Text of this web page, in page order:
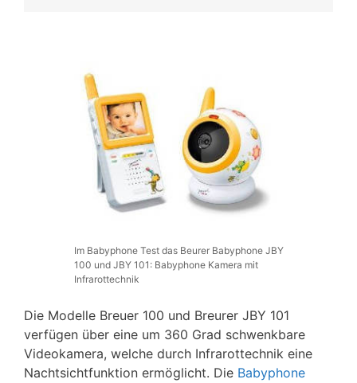
Im Babyphone Test das Beurer Babyphone JBY
100 und JBY 101: Babyphone Kamera mit
Infrarottechnik
Die Modelle Breuer 100 und Breurer JBY 101
verfügen über eine um 360 Grad schwenkbare
Videokamera, welche durch Infrarottechnik eine
Nachtsichtfunktion ermöglicht. Die Babyphone